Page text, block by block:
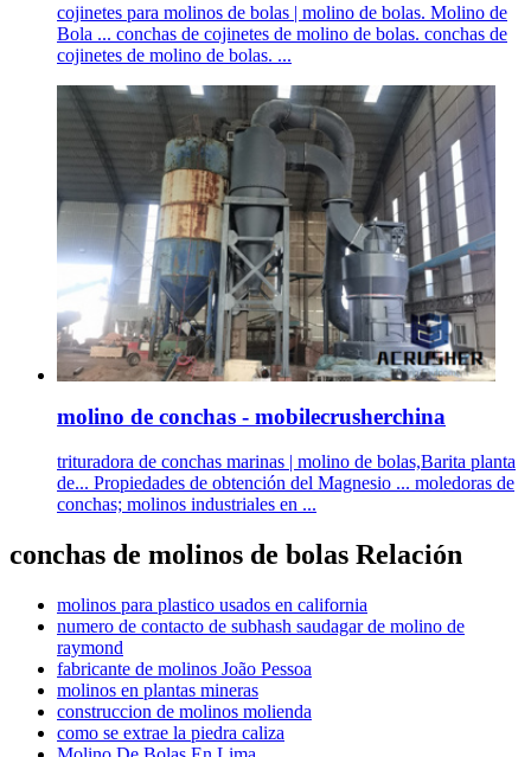
cojinetes para molinos de bolas | molino de bolas. Molino de
Bola ... conchas de cojinetes de molino de bolas. conchas de
cojinetes de molino de bolas. ...
molino de conchas - mobilecrusherchina
trituradora de conchas marinas | molino de bolas,Barita planta
de... Propiedades de obtención del Magnesio ... moledoras de
conchas; molinos industriales en ...
conchas de molinos de bolas Relación
molinos para plastico usados en california
numero de contacto de subhash saudagar de molino de
raymond
fabricante de molinos João Pessoa
molinos en plantas mineras
construccion de molinos molienda
como se extrae la piedra caliza